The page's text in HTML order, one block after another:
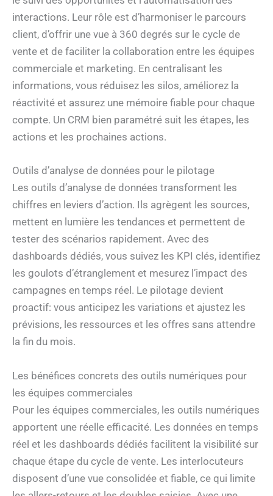
interactions. Leur rôle est d’harmoniser le parcours
client, d’offrir une vue à 360 degrés sur le cycle de
vente et de faciliter la collaboration entre les équipes
commerciale et marketing. En centralisant les
informations, vous réduisez les silos, améliorez la
réactivité et assurez une mémoire fiable pour chaque
compte. Un CRM bien paramétré suit les étapes, les
actions et les prochaines actions.
Outils d’analyse de données pour le pilotage
Les outils d’analyse de données transforment les
chiffres en leviers d’action. Ils agrègent les sources,
mettent en lumière les tendances et permettent de
tester des scénarios rapidement. Avec des
dashboards dédiés, vous suivez les KPI clés, identifiez
les goulots d’étranglement et mesurez l’impact des
campagnes en temps réel. Le pilotage devient
proactif: vous anticipez les variations et ajustez les
prévisions, les ressources et les offres sans attendre
la fin du mois.
Les bénéfices concrets des outils numériques pour
les équipes commerciales
Pour les équipes commerciales, les outils numériques
apportent une réelle efficacité. Les données en temps
réel et les dashboards dédiés facilitent la visibilité sur
chaque étape du cycle de vente. Les interlocuteurs
disposent d’une vue consolidée et fiable, ce qui limite